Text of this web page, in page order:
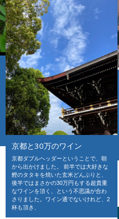
京都と30万のワイン
京都ダブルヘッダーということで、朝
から出かけました。 前半では大好きな
鰹のタタキを焼いた玄米どんぶりと、
後半ではまさかの30万円もする超貴重
なワインを頂く、という不思議が合わ
さりました。ワイン通でないけれど、2
杯も頂き、